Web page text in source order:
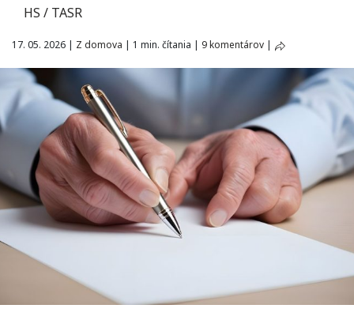
HS / TASR
17. 05. 2026 | Z domova | 1 min. čítania | 9 komentárov |